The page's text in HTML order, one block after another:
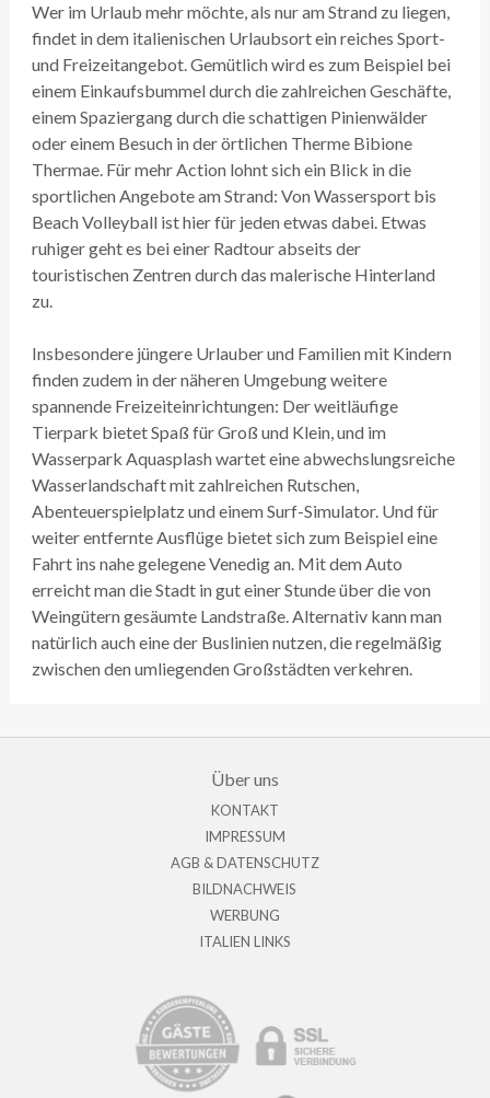
Wer im Urlaub mehr möchte, als nur am Strand zu liegen,
findet in dem italienischen Urlaubsort ein reiches Sport-
und Freizeitangebot. Gemütlich wird es zum Beispiel bei
einem Einkaufsbummel durch die zahlreichen Geschäfte,
einem Spaziergang durch die schattigen Pinienwälder
oder einem Besuch in der örtlichen Therme Bibione
Thermae. Für mehr Action lohnt sich ein Blick in die
sportlichen Angebote am Strand: Von Wassersport bis
Beach Volleyball ist hier für jeden etwas dabei. Etwas
ruhiger geht es bei einer Radtour abseits der
touristischen Zentren durch das malerische Hinterland
zu.
Insbesondere jüngere Urlauber und Familien mit Kindern
finden zudem in der näheren Umgebung weitere
spannende Freizeiteinrichtungen: Der weitläufige
Tierpark bietet Spaß für Groß und Klein, und im
Wasserpark Aquasplash wartet eine abwechslungsreiche
Wasserlandschaft mit zahlreichen Rutschen,
Abenteuerspielplatz und einem Surf-Simulator. Und für
weiter entfernte Ausflüge bietet sich zum Beispiel eine
Fahrt ins nahe gelegene Venedig an. Mit dem Auto
erreicht man die Stadt in gut einer Stunde über die von
Weingütern gesäumte Landstraße. Alternativ kann man
natürlich auch eine der Buslinien nutzen, die regelmäßig
zwischen den umliegenden Großstädten verkehren.
Über uns
KONTAKT
IMPRESSUM
AGB & DATENSCHUTZ
BILDNACHWEIS
WERBUNG
ITALIEN LINKS